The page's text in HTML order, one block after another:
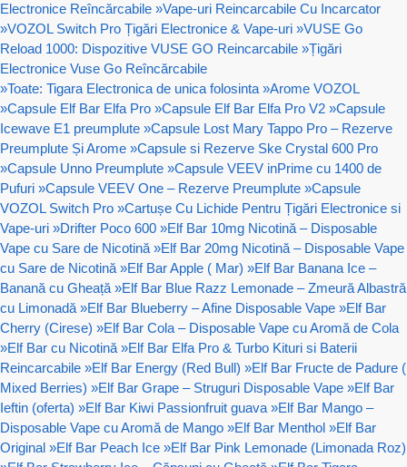
Electronice Reîncărcabile »Vape-uri Reincarcabile Cu Incarcator
»VOZOL Switch Pro Țigări Electronice & Vape-uri »VUSE Go
Reload 1000: Dispozitive VUSE GO Reincarcabile »Țigări
Electronice Vuse Go Reîncărcabile
»Toate: Tigara Electronica de unica folosinta »Arome VOZOL
»Capsule Elf Bar Elfa Pro »Capsule Elf Bar Elfa Pro V2 »Capsule
Icewave E1 preumplute »Capsule Lost Mary Tappo Pro – Rezerve
Preumplute Și Arome »Capsule si Rezerve Ske Crystal 600 Pro
»Capsule Unno Preumplute »Capsule VEEV inPrime cu 1400 de
Pufuri »Capsule VEEV One – Rezerve Preumplute »Capsule
VOZOL Switch Pro »Cartușe Cu Lichide Pentru Țigări Electronice si
Vape-uri »Drifter Poco 600 »Elf Bar 10mg Nicotină – Disposable
Vape cu Sare de Nicotină »Elf Bar 20mg Nicotină – Disposable Vape
cu Sare de Nicotină »Elf Bar Apple ( Mar) »Elf Bar Banana Ice –
Banană cu Gheață »Elf Bar Blue Razz Lemonade – Zmeură Albastră
cu Limonadă »Elf Bar Blueberry – Afine Disposable Vape »Elf Bar
Cherry (Cirese) »Elf Bar Cola – Disposable Vape cu Aromă de Cola
»Elf Bar cu Nicotină »Elf Bar Elfa Pro & Turbo Kituri si Baterii
Reincarcabile »Elf Bar Energy (Red Bull) »Elf Bar Fructe de Padure (
Mixed Berries) »Elf Bar Grape – Struguri Disposable Vape »Elf Bar
Ieftin (oferta) »Elf Bar Kiwi Passionfruit guava »Elf Bar Mango –
Disposable Vape cu Aromă de Mango »Elf Bar Menthol »Elf Bar
Original »Elf Bar Peach Ice »Elf Bar Pink Lemonade (Limonada Roz)